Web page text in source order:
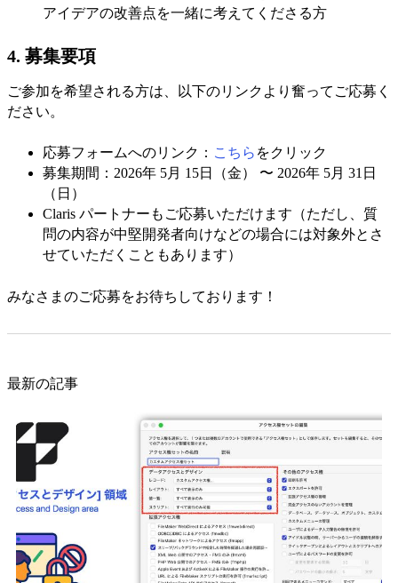
アイデアの改善点を一緒に考えてくださる方
4. 募集要項
ご参加を希望される方は、以下のリンクより奮ってご応募く
ださい。
応募フォームへのリンク： こちら をクリック
募集期間：2026年 5月 15日（金） 〜 2026年 5月 31日
（日）
Claris パートナーもご応募いただけます（ただし、質
問の内容が中堅開発者向けなどの場合には対象外とさ
せていただくこともあります）
みなさまのご応募をお待ちしております！
最新の記事